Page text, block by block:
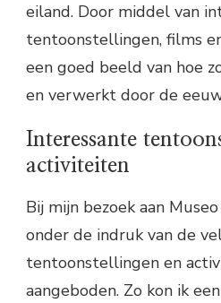
eiland. Door middel van
tentoonstellingen, films
een goed beeld van hoe
en verwerkt door de
Interessante
activiteiten
Bij mijn bezoek aan
onder de indruk van de
tentoonstellingen en
aangeboden. Zo kon ik